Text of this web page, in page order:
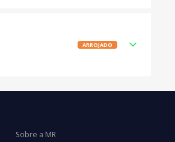
ARROJADO
Sobre a MR